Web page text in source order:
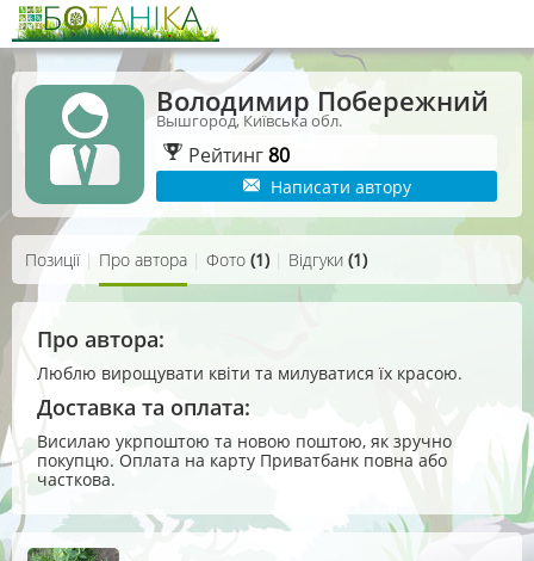
Володимир Побережний
Вышгород, Київська обл.
Рейтинг80
Написати автору
Позиції| Про автора | Фото (1)| Відгуки (1)
Про автора:
Люблю вирощувати квіти та милуватися їх красою.
Доставка та оплата:
Висилаю укрпоштою та новою поштою, як зручно
покупцю. Оплата на карту Приватбанк повна або
часткова.